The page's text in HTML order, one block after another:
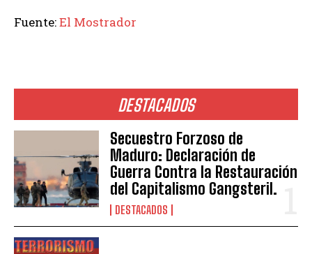
DESTACADOS
Secuestro Forzoso de
Maduro: Declaración de
Guerra Contra la Restauración
del Capitalismo Gangsteril.
DESTACADOS
Fuente:El Mostrador